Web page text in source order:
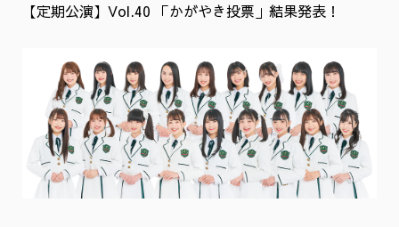
【定期公演】Vol.40 「かがやき投票」結果発表！